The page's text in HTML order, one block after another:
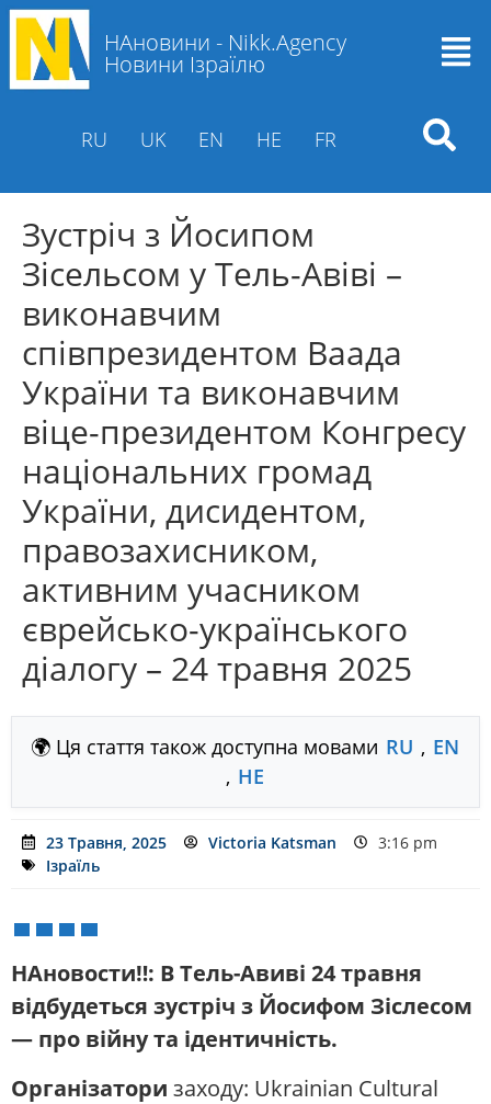
НАновини - Nikk.Agency
Новини Ізраїлю
RU UK EN HE FR
Зустріч з Йосипом
Зісельсом у Тель-Авіві –
виконавчим
співпрезидентом Ваада
України та виконавчим
віце-президентом Конгресу
національних громад
України, дисидентом,
правозахисником,
активним учасником
єврейсько-українського
діалогу – 24 травня 2025
🌍 Ця стаття також доступна мовами RU , EN
, HE
23 Травня, 2025 Victoria Katsman
3:16 pm
Ізраїль
НАновости‼️: В Тель-Авиві 24 травня
відбудеться зустріч з Йосифом Зіслесом
— про війну та ідентичність.
Організатори заходу: Ukrainian Cultural